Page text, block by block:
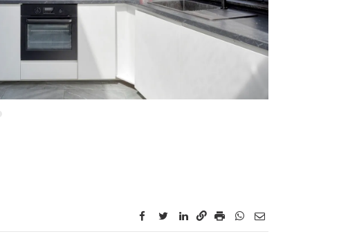
facebook
twitterlinkedin